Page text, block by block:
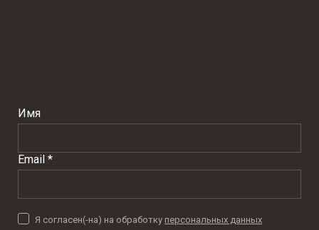
Имя
Email *
Я согласен(-на) на обработку персональных данных